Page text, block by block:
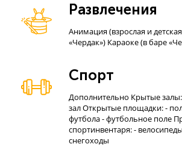
Развлечения
Анимация (взрослая и
«Чердак») Караоке (в баре
Спорт
Дополнительно Крытые
зал Открытые площадки: -
футбола - футбольное поле
спортинвентаря: -
снегоходы